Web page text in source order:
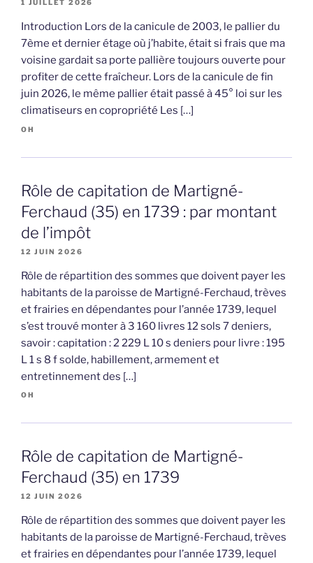
1 JUILLET 2026
Introduction Lors de la canicule de 2003, le pallier du
7ème et dernier étage où j’habite, était si frais que ma
voisine gardait sa porte pallière toujours ouverte pour
profiter de cette fraîcheur. Lors de la canicule de fin
juin 2026, le même pallier était passé à 45° loi sur les
climatiseurs en copropriété Les […]
OH
Rôle de capitation de Martigné-
Ferchaud (35) en 1739 : par montant
de l’impôt
12 JUIN 2026
Rôle de répartition des sommes que doivent payer les
habitants de la paroisse de Martigné-Ferchaud, trèves
et frairies en dépendantes pour l’année 1739, lequel
s’est trouvé monter à 3 160 livres 12 sols 7 deniers,
savoir : capitation : 2 229 L 10 s deniers pour livre : 195
L 1 s 8 f solde, habillement, armement et
entretinnement des […]
OH
Rôle de capitation de Martigné-
Ferchaud (35) en 1739
12 JUIN 2026
Rôle de répartition des sommes que doivent payer les
habitants de la paroisse de Martigné-Ferchaud, trèves
et frairies en dépendantes pour l’année 1739, lequel